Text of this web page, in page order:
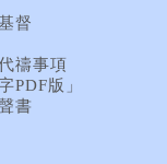
督
禱事項
PDF版」
書